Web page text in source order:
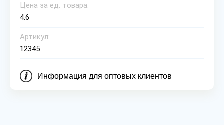
Цена за ед. товара:
4.6
Артикул:
12345
Информация для оптовых клиентов